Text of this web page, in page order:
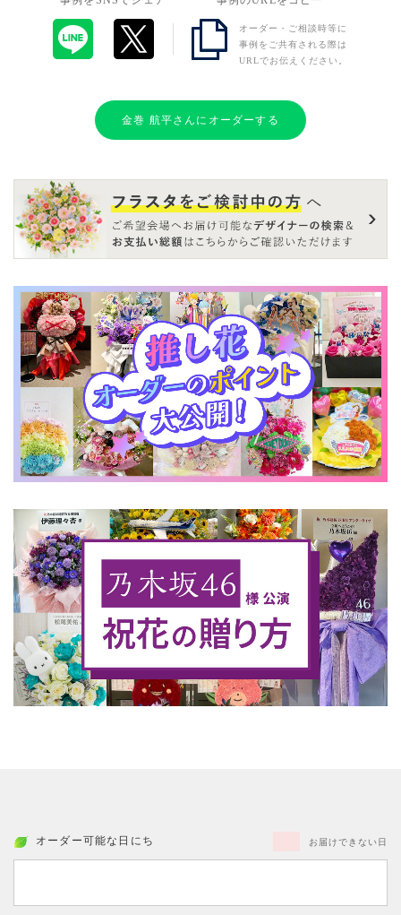
オーダー・ご相談時等に
事例をご共有される際は
URLでお伝えください。
金巻 航平さんにオーダーする
オーダー可能な日にち お届けできない日